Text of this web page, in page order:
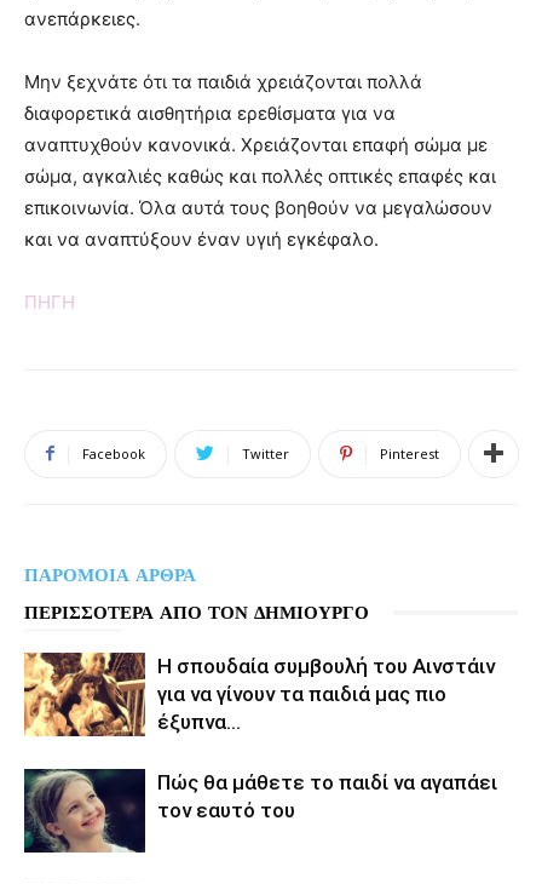
ανεπάρκειες.
Μην ξεχνάτε ότι τα παιδιά χρειάζονται πολλά
διαφορετικά αισθητήρια ερεθίσματα για να
αναπτυχθούν κανονικά. Χρειάζονται επαφή σώμα με
σώμα, αγκαλιές καθώς και πολλές οπτικές επαφές και
επικοινωνία. Όλα αυτά τους βοηθούν να μεγαλώσουν
και να αναπτύξουν έναν υγιή εγκέφαλο.
ΠΗΓΗ
Facebook Twitter Pinterest
ΠΑΡΟΜΟΙΑ ΑΡΘΡΑ
ΠΕΡΙΣΣΟΤΕΡΑ ΑΠΟ ΤΟΝ ΔΗΜΙΟΥΡΓΟ
Η σπουδαία συμβουλή του Αινστάιν
για να γίνουν τα παιδιά μας πιο
έξυπνα…
Πώς θα μάθετε το παιδί να αγαπάει
τον εαυτό του